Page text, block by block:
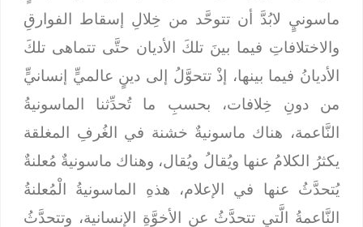
ماسونيٍ لابُدَّ أن تتوحَّد من خِلالِ إسقاط الفوارقِ
والاختلافاتِ فيما بينَ تلكَ الأديان حتَّى تتماهى تلكَ
الأديانُ فيما بينها، إذْ تتحوَّلُ إلى دينٍ عالميٍّ إنسانيٍّ
من دونِ خِلافات، بحسبِ ما تُحدِّثنا الماسونيةُ
النَّاعمة، هناك ماسونيةٌ خشنة في الغُرفِ المغلقة
يكثرُ الكلامُ عنها ويُقالُ ويُقال، وهناك ماسونيةٌ مُعلنةٌ
يُتحدَّثُ عنها في الإعلام، هذهِ الماسونيةُ الْمُعلنةُ
النَّاعمةُ الَّتي تتحدَّثُ عن الأخوَّةِ الإنسانية، وتتحدَّثُ